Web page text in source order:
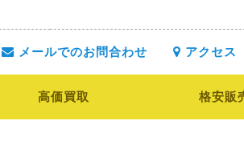
メールでのお問合わせ アクセス
高価買取 格安販